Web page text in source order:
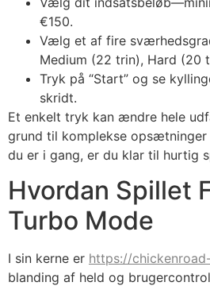
€150.
Vælg et af fire
Medium (22 trin), Hard (20
Tryk på “Start” og se
skridt.
Et enkelt tryk kan ændre hele
grund til komplekse opsætninger
du er i gang, er du klar til hurtig
Hvordan Spillet
Turbo Mode
I sin kerne er https://
blanding af held og